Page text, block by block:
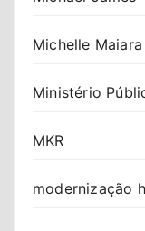
Michelle
Ministério
MKR
modernização